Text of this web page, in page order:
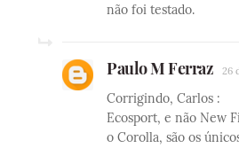
não foi testado.
Paulo M Ferraz 26
Corrigindo, Carlos :
Ecosport, e não New
o Corolla, são os